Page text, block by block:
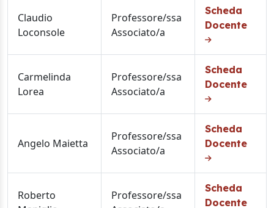
Claudio
Loconsole
Professore/ssa
Associato/a
Scheda
Docente
Carmelinda
Lorea
Professore/ssa
Associato/a
Scheda
Docente
Angelo Maietta
Professore/ssa
Associato/a
Scheda
Docente
Roberto
Professore/ssa
Scheda
Docente